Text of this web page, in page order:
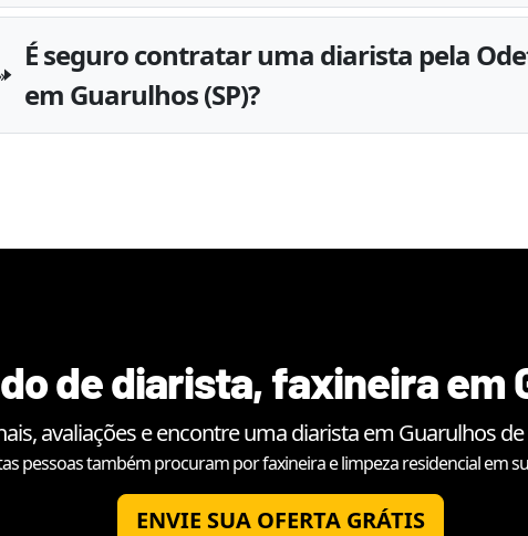
É seguro contratar uma diarista pela
em Guarulhos (SP)?
de diarista, faxineira em
avaliações e encontre uma diarista em Guarulhos
pessoas também procuram por faxineira e limpeza residencial em
ENVIE SUA OFERTA GRÁTIS